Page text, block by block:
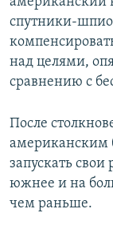
спутники-
над целями,
сравнению с
После
американским
запускать
южнее и на
чем раньше.